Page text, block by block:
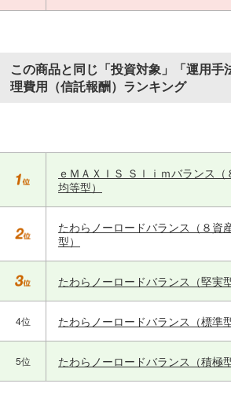
この商品と同じ「投資対象」「運用手
理費用（信託報酬）ランキング
ｅＭＡＸＩＳ Ｓｌｉｍバランス（
均等型）
たわらノーロードバランス（８資
型）
たわらノーロードバランス（堅実型
4位 たわらノーロードバランス（標準型
5位 たわらノーロードバランス（積極型